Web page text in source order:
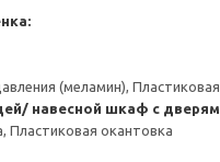
(меламин),
навесной шкаф с
Пластиковая окантовка